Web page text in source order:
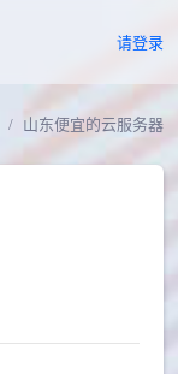
请登录
山东便宜的云服务器